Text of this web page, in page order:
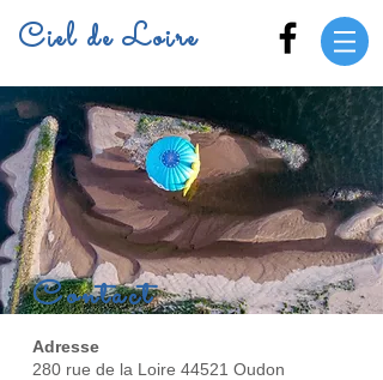
Ciel de Loire
Contact
Adresse
280 rue de la Loire 44521 Oudon